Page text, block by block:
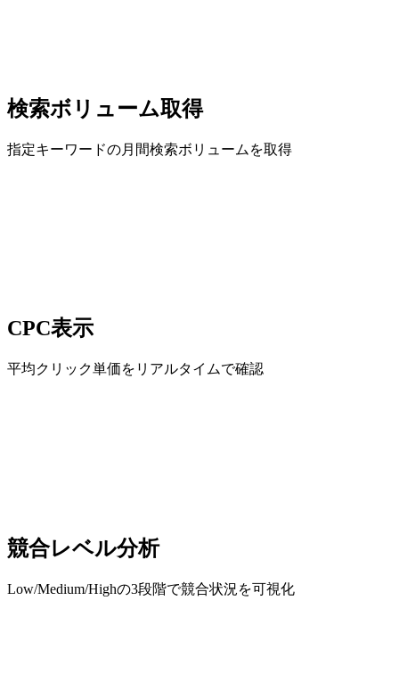
検索ボリューム取得
指定キーワードの月間検索ボリュームを取得
CPC表示
平均クリック単価をリアルタイムで確認
競合レベル分析
Low/Medium/Highの3段階で競合状況を可視化